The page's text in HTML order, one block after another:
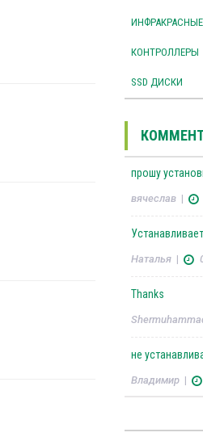
КОНТРОЛЛЕРЫ
SSD ДИСКИ
прошу
вячеслав|
Наталья|
Thanks
не
Владимир|